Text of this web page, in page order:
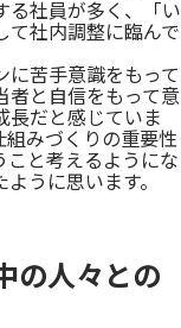
る社員が多く、「い
て社内調整に臨んで
に苦手意識をもって
者と自信をもって意
長だと感じていま
みづくりの重要性
こと考えるようにな
うに思います。
の人々との